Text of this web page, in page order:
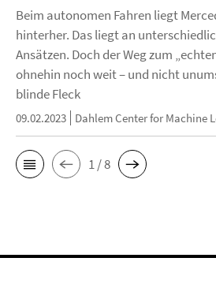
Beim autonomen Fahren liegt
hinterher. Das liegt an
Ansätzen. Doch der Weg zum
ohnehin noch weit – und nicht
blinde Fleck
09.02.2023 Dahlem Center for Machine
1 / 8